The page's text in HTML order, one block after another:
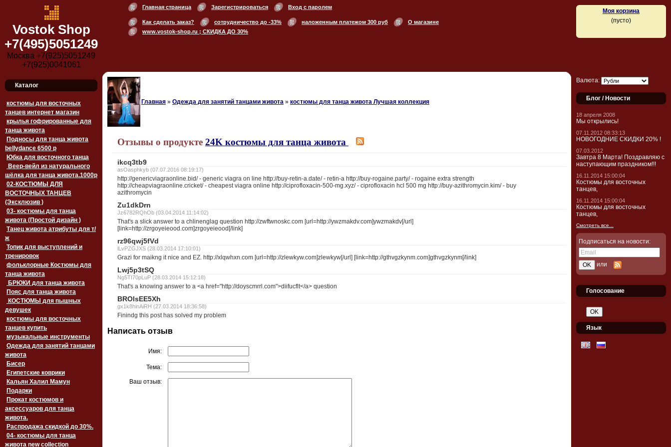
Vostok Shop
+7(495)5051249
Москва +7(925)5051249
+7(925)0041061
Главная страница Зарегистрироваться Вход с паролем
Как сделать заказ? сотрудничество до -33% наложенным платежом 300 руб
О магазине
www.vostok-shop.ru ; СКИДКА ДО 30%
Моя корзина
(пусто)
Каталог
костюмы для восточных
танцев интернет магазин
крылья гофрированные для
танца живота
Подносы для танца живота
bellydance 6500 p
Юбка для восточного танца
Веер-вейл из натурального
шёлка для танца живота.1000p
02-КОСТЮМЫ ДЛЯ
ВОСТОЧНЫХ ТАНЦЕВ
(Эксклюзив )
03- костюмы для танца
живота (Простой дизайн )
Танец живота атрибуты для т/
ж
Топик для выступлений и
тренировок
фольклорные Костюмы для
танца живота
БРЮКИ для танца живота
Пояс для танца живота
девушек
костюмы для восточных
танцев купить
музыкальные инструменты
Одежда для занятий танцами
живота
Бисер
Египетские коврики
Кальян Халил Мамун
Подарки
Прокат костюмов и
аксессуаров для танца
живота.
Распродажа скидкой до 30%.
04- костюмы для танца
живота new collection
Главная » Одежда для занятий танцами живота » костюмы для танца живота Лучшая коллекция
Отзывы о продукте 24K костюмы для танца живота
ikcq3tb9
asOasphkyb (07.07.2016 08:19:17)
http://genericviagraonline.bid/ - generic viagra on line http://buy-retin-a.date/ - retin-a http://buy-rogaine.party/ - rogaine extra strength
http://cheapviagraonline.cricket/ - cheapest viagra online http://ciprofloxacin-500-mg.xyz/ - ciprofloxacin hcl 500 mg http://buy-azithromycin.kim/ - buy
azithromycin
Zu1dkDrn
Jz6782RQhOb (03.04.2014 11:14:02)
That's a slick answer to a chlinenglag question http://zwftwnoskc.com [url=http://ywzmakdv.com]ywzmakdv[/url]
[link=http://zrgoyeieood.com]zrgoyeieood[/link]
rz96qwj5fVd
lLvPZGJXS (28.03.2014 17:10:01)
Grazi for maikng it nice and EZ. http://xlqwhxn.com [url=http://zlewkyw.com]zlewkyw[/url] [link=http://gthvgzkynm.com]gthvgzkynm[/link]
Lwj5p3tSQ
Ng5TI70pLuP (28.03.2014 15:12:18)
That's a knowing answer to a <a href="http://doyscmrrl.com">diifucflt</a> question
BROlsEE5Xh
gx1k8hinAiRH (27.03.2014 18:36:58)
Finindg this post has solved my problem
Написать отзыв
Имя:
Тема:
Ваш отзыв:
Валюта:
Блог / Новости
18 апреля 2008
Мы открылись!
07.11.2012 08:33:13
НОВОГОДНИЕ СКИДКИ 20% !
07.03.2012
Завтра 8 Марта! Поздравляю с
наступающим праздником!!!
16.11.2014 15:00:04
Костюмы для восточных
танцев,
16.11.2014 15:00:04
Костюмы для восточных
танцев,
Смотреть все...
Подписаться на новости:
или
Голосование
Язык